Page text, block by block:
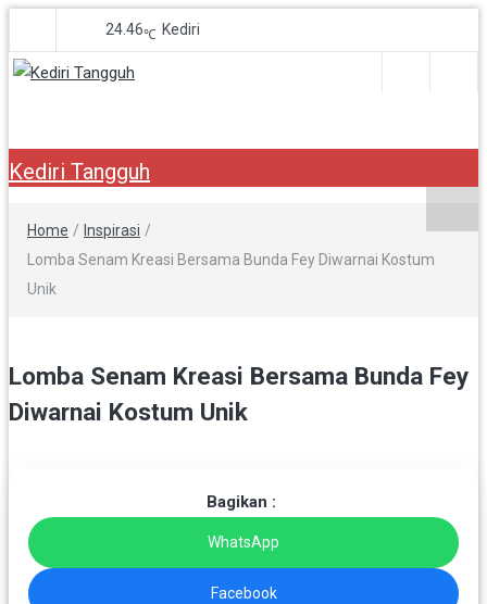
24.46℃ Kediri
Kediri Tangguh
Home / Inspirasi /
Lomba Senam Kreasi Bersama Bunda Fey Diwarnai Kostum
Unik
Lomba Senam Kreasi Bersama Bunda Fey
Diwarnai Kostum Unik
Bagikan :
WhatsApp
Facebook